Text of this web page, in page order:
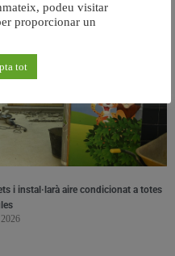
i instal·larà aire condicionat a totes
podeu visitar
proporcionar un
tot